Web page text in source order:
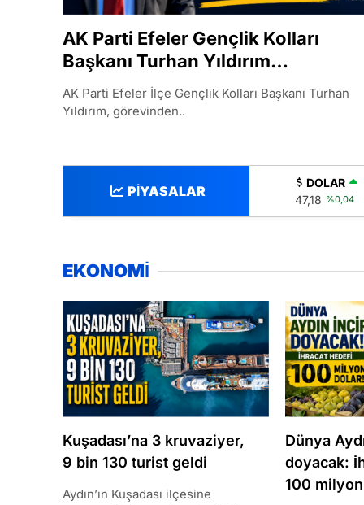
AK Parti Efeler Gençlik Kolları
Başkanı Turhan Yıldırım
görevinden ayrıldı
AK Parti Efeler İlçe Gençlik Kolları Başkanı Turhan
Yıldırım, görevinden..
PİYASALAR
DOLAR
47,18 %0,04
EKONOMİ
Kuşadası’na 3 kruvaziyer,
9 bin 130 turist geldi
Aydın’ın Kuşadası ilçesine
Dünya
doyacak:
100